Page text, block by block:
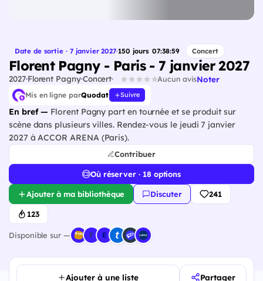
Date de sortie · 7 janvier 2027·150 jours 07:38:58 Concert
Florent Pagny - Paris - 7 janvier 2027
2027Florent PagnyConcert Aucun avisNoter
Mis en ligne parQuodat Suivre
En bref — Florent Pagny part en tournée et se produit sur
scène dans plusieurs villes. Rendez-vous le jeudi 7 janvier
2027 à ACCOR ARENA (Paris).
Contribuer
Où réserver · 18 options
Ajouter à ma bibliothèque Discuter 241
123
Disponible sur —
Ajouter à une liste Partager